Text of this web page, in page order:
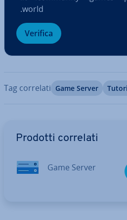
.world
Verifica
Tag correlati Game Server
Prodotti correlati
Game Server